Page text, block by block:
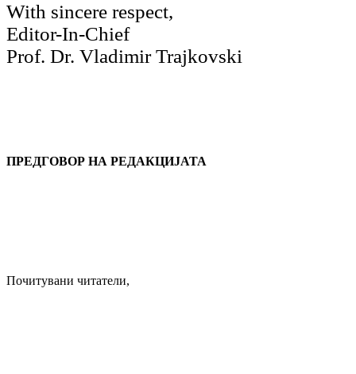
With sincere respect,
Editor-In-Chief
Prof. Dr. Vladimir Trajkovski
ПРЕДГОВОР НА РЕДАКЦИЈАТА
Почитувани читатели,